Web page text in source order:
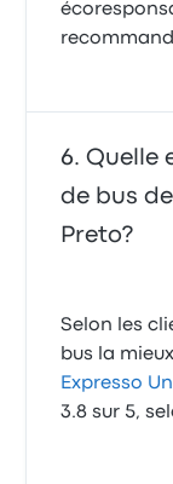
Quelle
de bus
Preto?
Selon les
bus la
Expresso
3.8 sur 5,